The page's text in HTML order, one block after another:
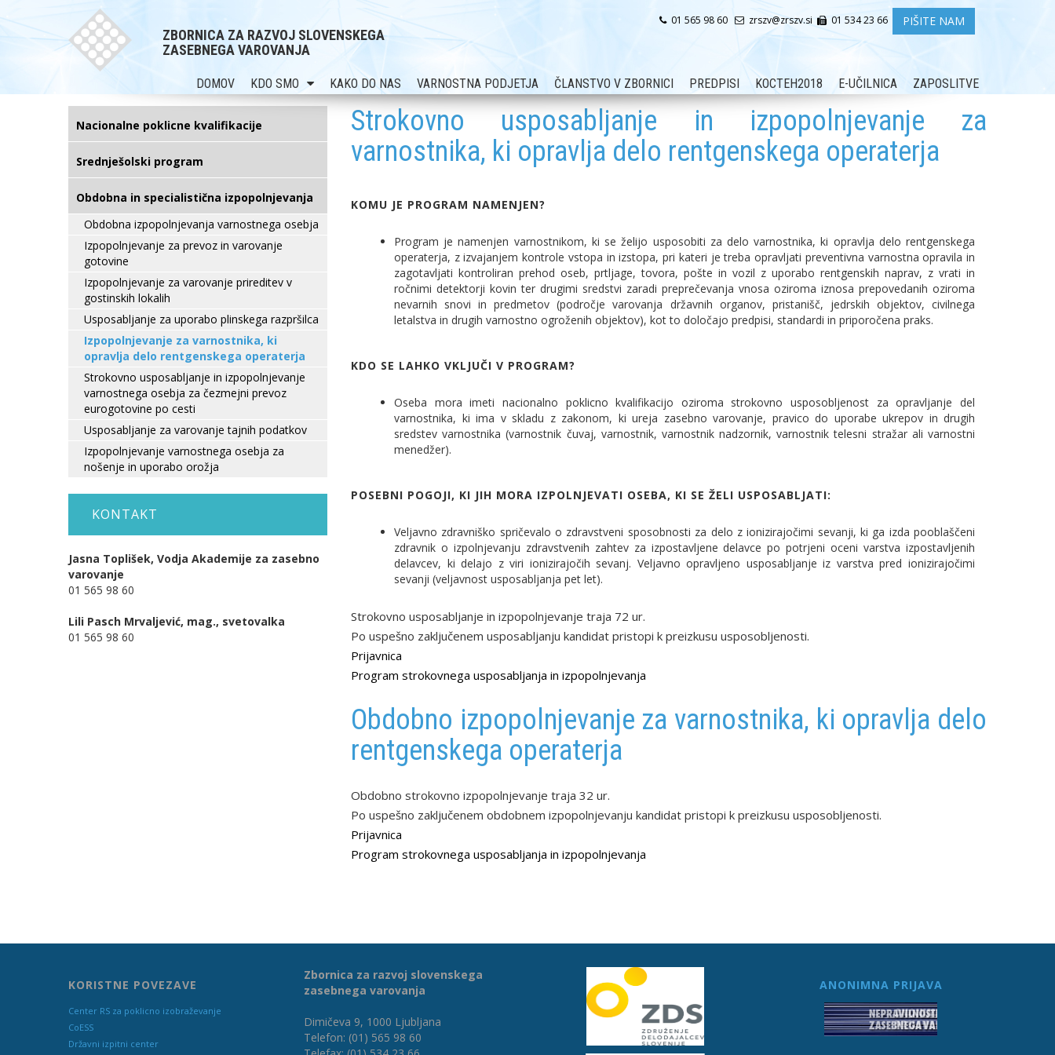
01 565 98 60 zrszv@zrszv.si 01 534 23 66 PIŠITE NAM
ZBORNICA ZA RAZVOJ SLOVENSKEGA
ZASEBNEGA VAROVANJA
DOMOV KDO SMO KAKO DO NAS VARNOSTNA PODJETJA ČLANSTVO V ZBORNICI PREDPISI KOCTEH2018 E-UČILNICA ZAPOSLITVE
Nacionalne poklicne kvalifikacije
Srednješolski program
Obdobna in specialistična izpopolnjevanja
Obdobna izpopolnjevanja varnostnega osebja
Izpopolnjevanje za prevoz in varovanje
gotovine
Izpopolnjevanje za varovanje prireditev v
gostinskih lokalih
Usposabljanje za uporabo plinskega razpršilca
Izpopolnjevanje za varnostnika, ki
opravlja delo rentgenskega operaterja
Strokovno usposabljanje in izpopolnjevanje
varnostnega osebja za čezmejni prevoz
eurogotovine po cesti
Usposabljanje za varovanje tajnih podatkov
Izpopolnjevanje varnostnega osebja za
nošenje in uporabo orožja
KONTAKT
Jasna Toplišek, Vodja Akademije za zasebno
varovanje
01 565 98 60
Lili Pasch Mrvaljević, mag., svetovalka
01 565 98 60
Strokovno usposabljanje in izpopolnjevanje za
varnostnika, ki opravlja delo rentgenskega operaterja
KOMU JE PROGRAM NAMENJEN?
Program je namenjen varnostnikom, ki se želijo usposobiti za delo varnostnika, ki opravlja delo rentgenskega
operaterja, z izvajanjem kontrole vstopa in izstopa, pri kateri je treba opravljati preventivna varnostna opravila in
zagotavljati kontroliran prehod oseb, prtljage, tovora, pošte in vozil z uporabo rentgenskih naprav, z vrati in
ročnimi detektorji kovin ter drugimi sredstvi zaradi preprečevanja vnosa oziroma iznosa prepovedanih oziroma
nevarnih snovi in predmetov (področje varovanja državnih organov, pristanišč, jedrskih objektov, civilnega
letalstva in drugih varnostno ogroženih objektov), kot to določajo predpisi, standardi in priporočena praks.
KDO SE LAHKO VKLJUČI V PROGRAM?
Oseba mora imeti nacionalno poklicno kvalifikacijo oziroma strokovno usposobljenost za opravljanje del
varnostnika, ki ima v skladu z zakonom, ki ureja zasebno varovanje, pravico do uporabe ukrepov in drugih
sredstev varnostnika (varnostnik čuvaj, varnostnik, varnostnik nadzornik, varnostnik telesni stražar ali varnostni
menedžer).
POSEBNI POGOJI, KI JIH MORA IZPOLNJEVATI OSEBA, KI SE ŽELI USPOSABLJATI:
Veljavno zdravniško spričevalo o zdravstveni sposobnosti za delo z ionizirajočimi sevanji, ki ga izda pooblaščeni
zdravnik o izpolnjevanju zdravstvenih zahtev za izpostavljene delavce po potrjeni oceni varstva izpostavljenih
delavcev, ki delajo z viri ionizirajočih sevanj. Veljavno opravljeno usposabljanje iz varstva pred ionizirajočimi
sevanji (veljavnost usposabljanja pet let).
Strokovno usposabljanje in izpopolnjevanje traja 72 ur.
Po uspešno zaključenem usposabljanju kandidat pristopi k preizkusu usposobljenosti.
Prijavnica
Program strokovnega usposabljanja in izpopolnjevanja
Obdobno izpopolnjevanje za varnostnika, ki opravlja delo
rentgenskega operaterja
Obdobno strokovno izpopolnjevanje traja 32 ur.
Po uspešno zaključenem obdobnem izpopolnjevanju kandidat pristopi k preizkusu usposobljenosti.
Prijavnica
Program strokovnega usposabljanja in izpopolnjevanja
KORISTNE POVEZAVE
Center RS za poklicno izobraževanje
CoESS
Državni izpitni center
Zbornica za razvoj slovenskega
zasebnega varovanja
Dimičeva 9, 1000 Ljubljana
Telefon: (01) 565 98 60
ANONIMNA PRIJAVA